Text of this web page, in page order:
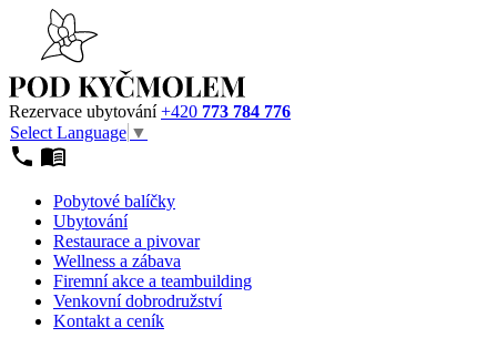
Rezervace ubytování+420 773 784 776
Select Language ▼
Pobytové balíčky
Ubytování
Restaurace a pivovar
Wellness a zábava
Firemní akce a teambuilding
Venkovní dobrodružství
Kontakt a ceník